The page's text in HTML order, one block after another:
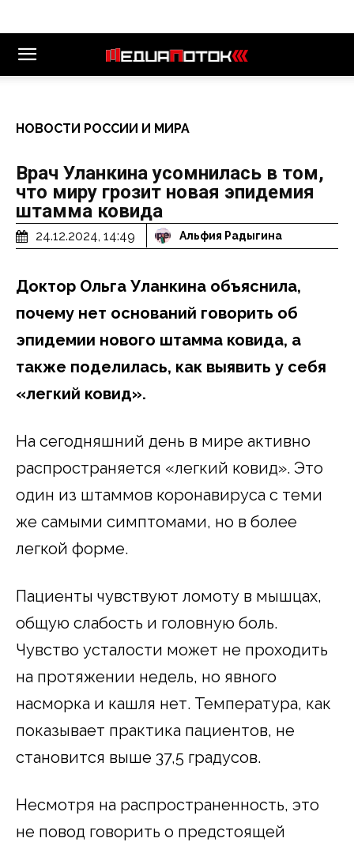
НОВОСТИ РОССИИ И МИРА
Врач Уланкина усомнилась в том,
что миру грозит новая эпидемия
штамма ковида
24.12.2024, 14:49 Альфия Радыгина
Доктор Ольга Уланкина объяснила,
почему нет оснований говорить об
эпидемии нового штамма ковида, а
также поделилась, как выявить у себя
«легкий ковид».
На сегодняшний день в мире активно
распространяется «легкий ковид». Это
один из штаммов коронавируса с теми
же самыми симптомами, но в более
легкой форме.
Пациенты чувствуют ломоту в мышцах,
общую слабость и головную боль.
Чувство усталости может не проходить
на протяжении недель, но явного
насморка и кашля нет. Температура, как
показывает практика пациентов, не
становится выше 37,5 градусов.
Несмотря на распространенность, это
не повод говорить о предстоящей